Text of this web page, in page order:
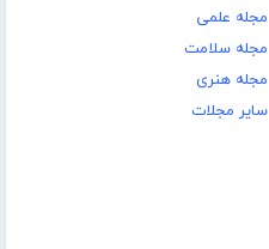
مجله علمی
مجله سلامت
مجله هنری
سایر مجلات